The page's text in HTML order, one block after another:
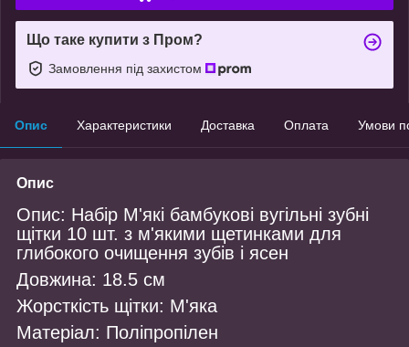
Що таке купити з Пром?
Замовлення під захистом
Опис Характеристики Доставка Оплата Умови
Опис
Опис: Набір М'які бамбукові вугільні зубні
щітки 10 шт. з м'якими щетинками для
глибокого очищення зубів і ясен
Довжина: 18.5 см
Жорсткість щітки: М'яка
Матеріал: Поліпропілен